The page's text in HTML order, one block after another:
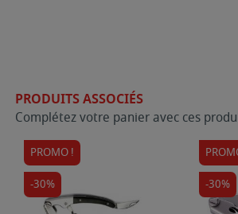
PRODUITS ASSOCIÉS
Complétez votre panier avec ces
PROMO !
-30%
-30%